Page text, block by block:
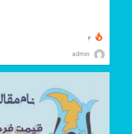
4
admin